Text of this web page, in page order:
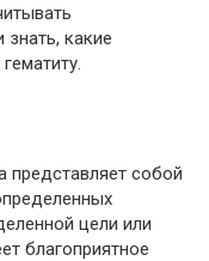
какие
представляет собой
цели или
благоприятное